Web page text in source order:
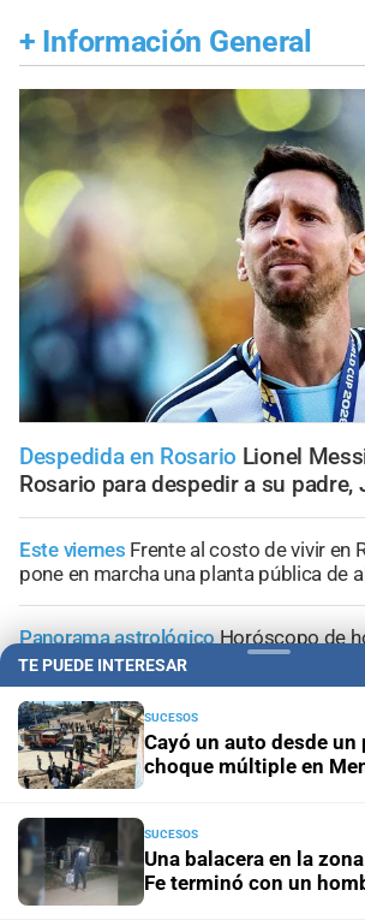
+ Información General
Despedida en Rosario Lionel
Rosario para despedir a su padre,
Este viernes Frente al costo de vivir en
pone en marcha una planta pública de
Panorama astrológicoHoróscopo de
2026
Horóscopo del díaHoróscopo de hoy
agosto de 2026
Horóscopo del día
de agosto de 2026
TE PUEDE INTERESAR
SUCESOS
Cayó un auto desde un
choque múltiple en
SUCESOS
Una balacera en la
Fe terminó con un